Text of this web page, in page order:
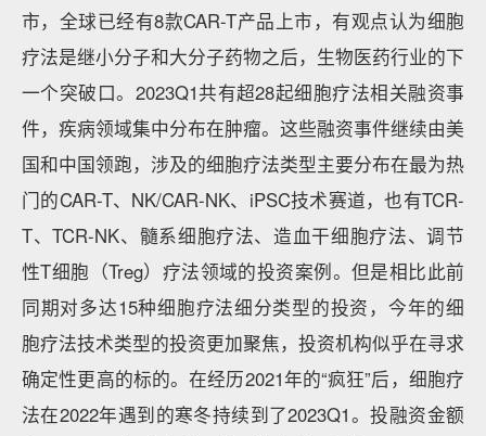
市，全球已经有8款CAR-T产品上市，有观点认为细胞
疗法是继小分子和大分子药物之后，生物医药行业的下
一个突破口。2023Q1共有超28起细胞疗法相关融资事
件，疾病领域集中分布在肿瘤。这些融资事件继续由美
国和中国领跑，涉及的细胞疗法类型主要分布在最为热
门的CAR-T、NK/CAR-NK、iPSC技术赛道，也有TCR-
T、TCR-NK、髓系细胞疗法、造血干细胞疗法、调节
性T细胞（Treg）疗法领域的投资案例。但是相比此前
同期对多达15种细胞疗法细分类型的投资，今年的细
胞疗法技术类型的投资更加聚焦，投资机构似乎在寻求
确定性更高的标的。在经历2021年的“疯狂”后，细胞疗
法在2022年遇到的寒冬持续到了2023Q1。投融资金额